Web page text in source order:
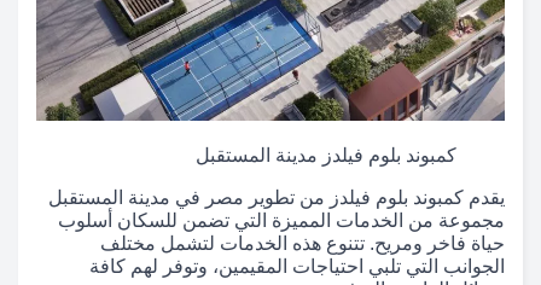
كمبوند بلوم فيلدز مدينة المستقبل
يقدم كمبوند بلوم فيلدز من تطوير مصر في مدينة المستقبل
مجموعة من الخدمات المميزة التي تضمن للسكان أسلوب
حياة فاخر ومريح. تتنوع هذه الخدمات لتشمل مختلف
الجوانب التي تلبي احتياجات المقيمين، وتوفر لهم كافة